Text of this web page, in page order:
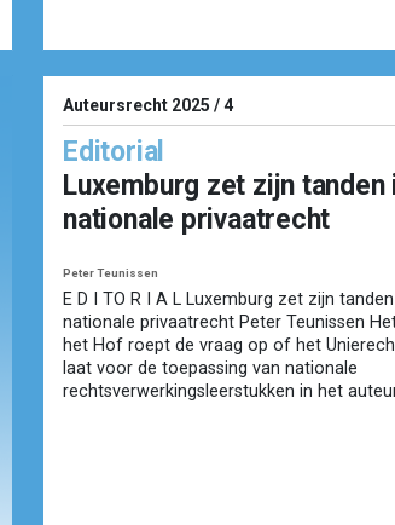
Auteursrecht 2025 / 4
Editorial
Luxemburg zet zijn tanden
nationale privaatrecht
Peter Teunissen
E D I TO R I A L Luxemburg zet zijn
nationale privaatrecht Peter Teunissen
het Hof roept de vraag op of het
laat voor de toepassing van nationale
rechtsverwerkingsleerstukken in het